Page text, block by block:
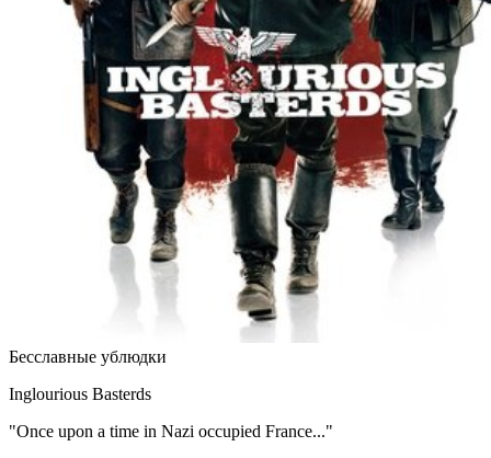
Бесславные ублюдки
Inglourious Basterds
"Once upon a time in Nazi occupied France..."